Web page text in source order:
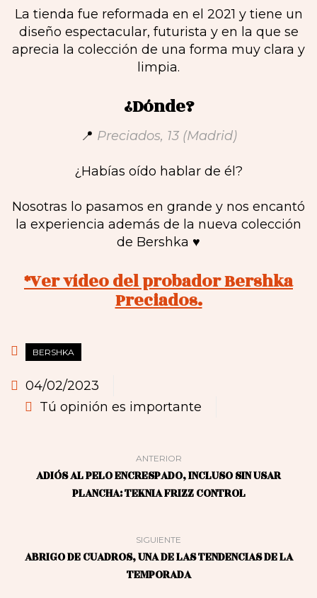
La tienda fue reformada en el 2021 y tiene un
diseño espectacular, futurista y en la que se
aprecia la colección de una forma muy clara y
limpia.
¿Dónde?
📍 Preciados, 13 (Madrid)
¿Habías oído hablar de él?
Nosotras lo pasamos en grande y nos encantó
la experiencia además de la nueva colección
de Bershka ♥️
*Ver vídeo del probador Bershka
Preciados.
BERSHKA
04/02/2023
Tú opinión es importante
ANTERIOR
ADIÓS AL PELO ENCRESPADO, INCLUSO SIN USAR
PLANCHA: TEKNIA FRIZZ CONTROL
SIGUIENTE
ABRIGO DE CUADROS, UNA DE LAS TENDENCIAS DE LA
TEMPORADA